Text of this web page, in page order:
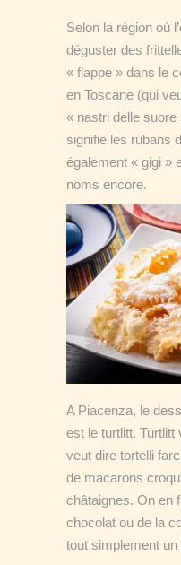
Selon la région où
déguster des
« flappe » dans le
en Toscane (qui
« nastri delle
signifie les rubans
également « gigi »
noms encore.
A Piacenza, le
est le turtlitt. Turtlitt
veut dire tortelli
de macarons
châtaignes. On en
chocolat ou de la
tout simplement un